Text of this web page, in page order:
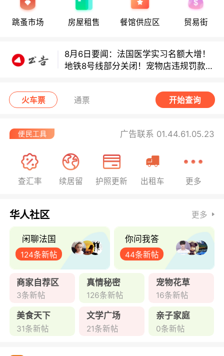
跳蚤市场 房屋租售 餐馆供应区 贸易街
炉！
巴黎地铁音乐家海选启动！
8月6日要闻：法国医学实习名额大增！
地铁8号线部分关闭！宠物店违规罚款出
巴黎地铁音乐家海选启动！
火车票 通票 开始查询
广告联系 01.44.61.05.23
查汇率 续居留 护照更新 出租车 更多
华人社区 更多
闲聊法国
124条新帖
你问我答
44条新帖
商家自荐区
3条新帖
真情秘密
126条新帖
宠物花草
16条新帖
美食天下
31条新帖
文学广场
21条新帖
亲子家庭
0条新帖